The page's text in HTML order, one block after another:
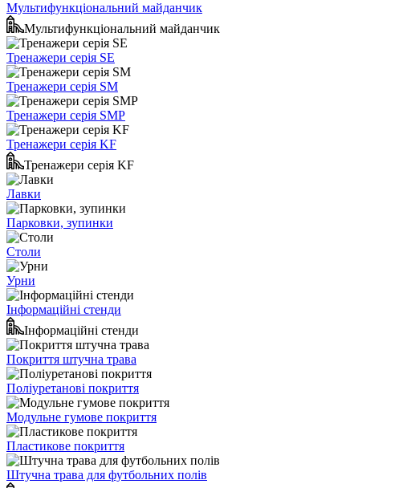
Мультифункціональний майданчик
Мультифункціональний майданчик
Тренажери серія SE
Тренажери серія SM
Тренажери серія SMP
Тренажери серія KF
Тренажери серія KF
Лавки
Парковки, зупинки
Столи
Урни
Інформаційні стенди
Інформаційні стенди
Покриття штучна трава
Поліуретанові покриття
Модульне гумове покриття
Пластикове покриття
Штучна трава для футбольних полів